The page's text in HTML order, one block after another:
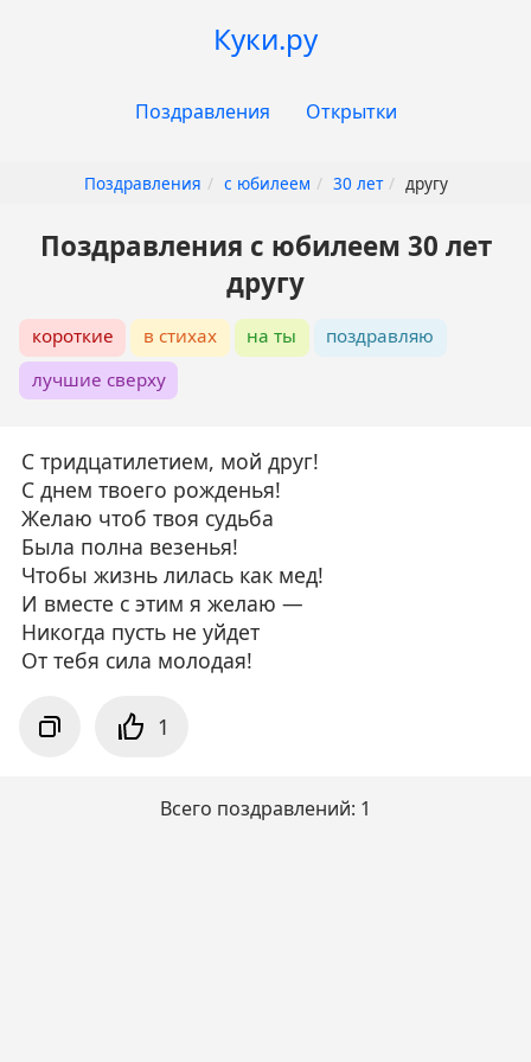
Куки.ру
ОсновнаяПоздравления Открытки
Поздравления с юбилеем 30 лет другу
Поздравления с юбилеем 30 лет
другу
короткие в стихах на ты
поздравляю
лучшие сверху
С тридцатилетием, мой друг!
С днем твоего рожденья!
Желаю чтоб твоя судьба
Была полна везенья!
Чтобы жизнь лилась как мед!
И вместе с этим я желаю —
Никогда пусть не уйдет
От тебя сила молодая!
1
Всего поздравлений: 1